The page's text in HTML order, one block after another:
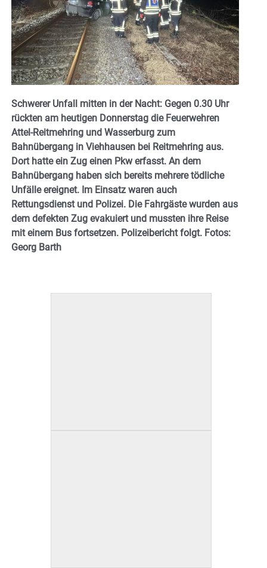
Schwerer Unfall mitten in der Nacht: Gegen 0.30 Uhr
rückten am heutigen Donnerstag die Feuerwehren
Attel-Reitmehring und Wasserburg zum
Bahnübergang in Viehhausen bei Reitmehring aus.
Dort hatte ein Zug einen Pkw erfasst. An dem
Bahnübergang haben sich bereits mehrere tödliche
Unfälle ereignet. Im Einsatz waren auch
Rettungsdienst und Polizei. Die Fahrgäste wurden aus
dem defekten Zug evakuiert und mussten ihre Reise
mit einem Bus fortsetzen. Polizeibericht folgt. Fotos:
Georg Barth